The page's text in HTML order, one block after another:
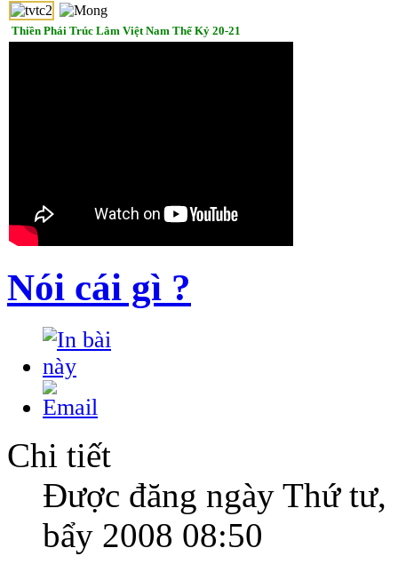
Thiền Phái Trúc Lâm Việt Nam Thế Kỷ 20-21
Nói cái gì ?
Chi tiết
Được đăng ngày Thứ tư,
bẩy 2008 08:50